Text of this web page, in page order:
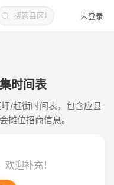
未登录
时间表
/赶街时间表，包含应县
摊位招商信息。
迎补充！